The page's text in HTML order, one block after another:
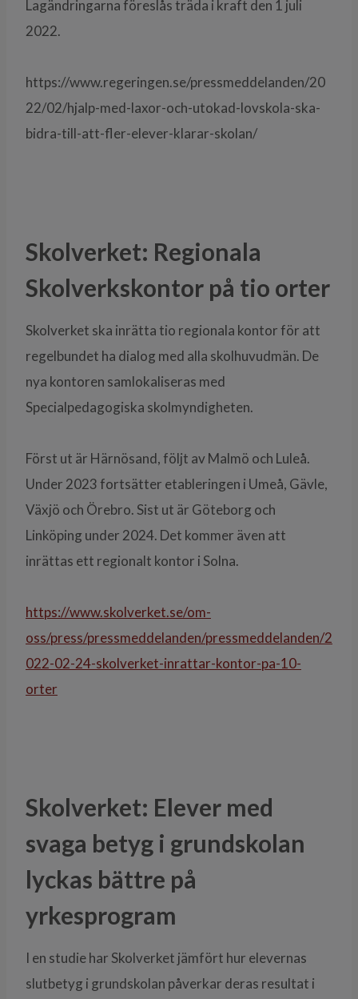
Lagändringarna föreslås träda i kraft den 1 juli
2022.
https://www.regeringen.se/pressmeddelanden/20
22/02/hjalp-med-laxor-och-utokad-lovskola-ska-
bidra-till-att-fler-elever-klarar-skolan/
Skolverket: Regionala
Skolverkskontor på tio orter
Skolverket ska inrätta tio regionala kontor för att
regelbundet ha dialog med alla skolhuvudmän. De
nya kontoren samlokaliseras med
Specialpedagogiska skolmyndigheten.
Först ut är Härnösand, följt av Malmö och Luleå.
Under 2023 fortsätter etableringen i Umeå, Gävle,
Växjö och Örebro. Sist ut är Göteborg och
Linköping under 2024. Det kommer även att
inrättas ett regionalt kontor i Solna.
https://www.skolverket.se/om-
oss/press/pressmeddelanden/pressmeddelanden/2
022-02-24-skolverket-inrattar-kontor-pa-10-
orter
Skolverket: Elever med
svaga betyg i grundskolan
lyckas bättre på
yrkesprogram
I en studie har Skolverket jämfört hur elevernas
slutbetyg i grundskolan påverkar deras resultat i